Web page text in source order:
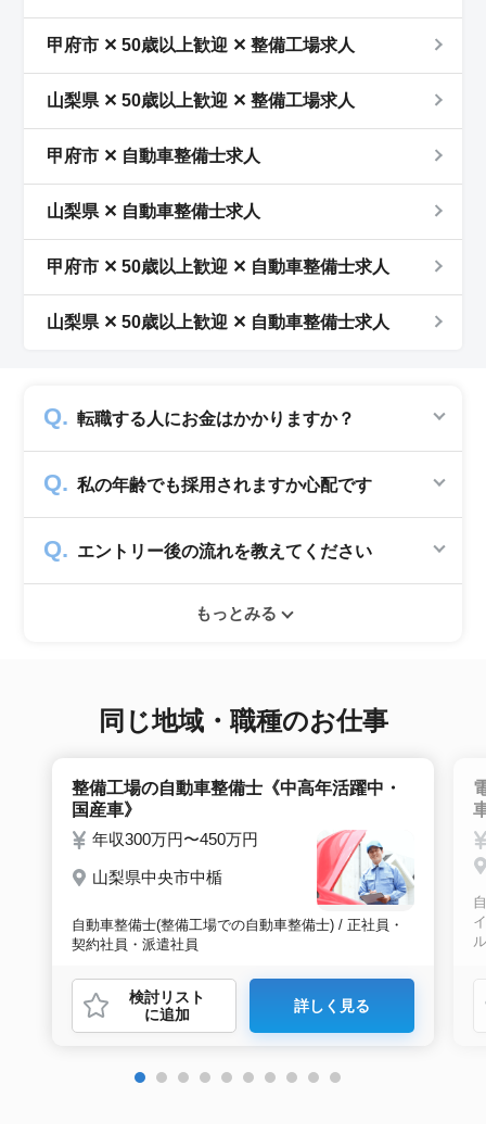
甲府市 ✕ 50歳以上歓迎 ✕ 整備工場求人
山梨県 ✕ 50歳以上歓迎 ✕ 整備工場求人
甲府市 ✕ 自動車整備士求人
山梨県 ✕ 自動車整備士求人
甲府市 ✕ 50歳以上歓迎 ✕ 自動車整備士求人
山梨県 ✕ 50歳以上歓迎 ✕ 自動車整備士求人
転職する人にお金はかかりますか？
していますので、転職希望者の方からは費用は
一切発生致しません。
私の年齢でも採用されますか心配です
業のみ掲載をしています。60代・70代以上の
就職実績も多数ありますので年齢に気負いせず
ぜひ紹介依頼へ進んでください。
エントリー後の流れを教えてください
ーとヒアリングのお時間を頂きます。その後希
もっとみる
同じ地域・職種のお仕事
整備工場の自動車整備士《中高年活躍中・
国産車》
年収300万円〜450万円
山梨県中央市中楯
自動車整備士(整備工場での自動車整備士) / 正社員・
契約社員・派遣社員
検討リスト
に追加
詳しく見る